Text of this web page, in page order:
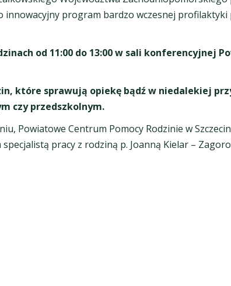
innowacyjny program bardzo wczesnej
od 11:00 do 13:00 w sali konferencyjnej
które sprawują opiekę bądź w niedalekiej
czy przedszkolnym.
Powiatowe Centrum Pomocy Rodzinie w
pracy z rodziną p. Joanną Kielar –